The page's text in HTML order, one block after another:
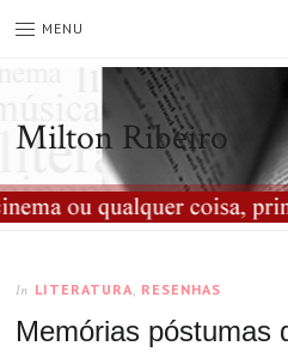
MENU
Milton Ribeiro
In LITERATURA, RESENHAS
Memórias póstumas